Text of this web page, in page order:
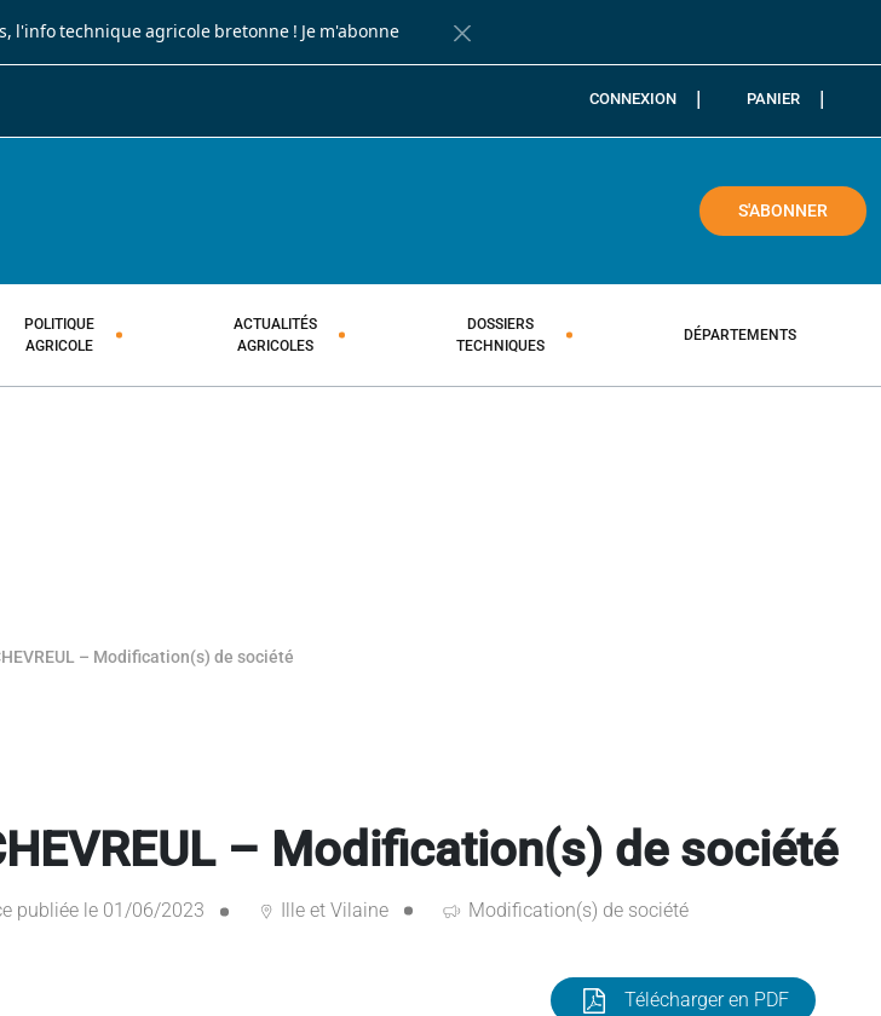
l'info technique agricole bretonne ! Je m'abonne
Fermer la barre de notification
CONNEXION PANIER
S'ABONNER
POLITIQUE
AGRICOLE
ACTUALITÉS
AGRICOLES
DOSSIERS
TECHNIQUES
DÉPARTEMENTS
– Modification(s) de société
– Modification(s) de société
publiée le 01/06/2023 Ille et Vilaine Modification(s) de société
Télécharger en PDF